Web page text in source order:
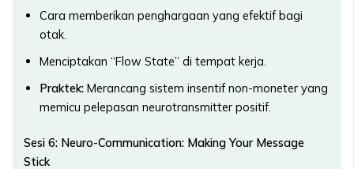
Cara memberikan penghargaan yang efektif bagi
otak.
Menciptakan “Flow State” di tempat kerja.
Praktek: Merancang sistem insentif non-moneter yang
memicu pelepasan neurotransmitter positif.
Sesi 6: Neuro-Communication: Making Your Message
Stick